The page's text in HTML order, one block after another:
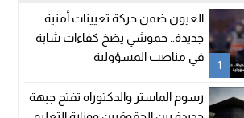
1
العيون ضمن حركة تعيينات أمنية
جديدة.. حموشي يضخ كفاءات شابة
في مناصب المسؤولية
رسوم الماستر والدكتوراه تفتح جبهة